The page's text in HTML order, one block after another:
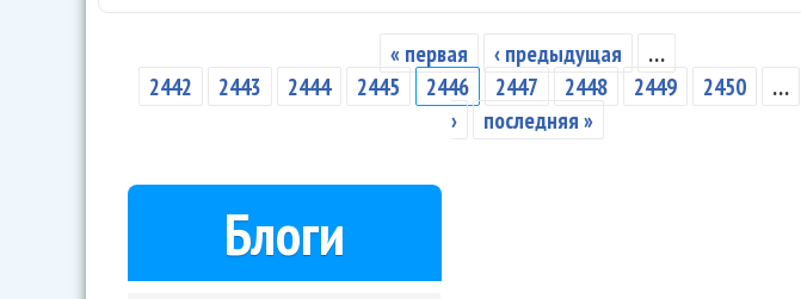
Страницы
« первая ‹ предыдущая
…
2442
2443 2444 2445 2446 2447 2448 2449 2450 …
›
последняя »
Блоги